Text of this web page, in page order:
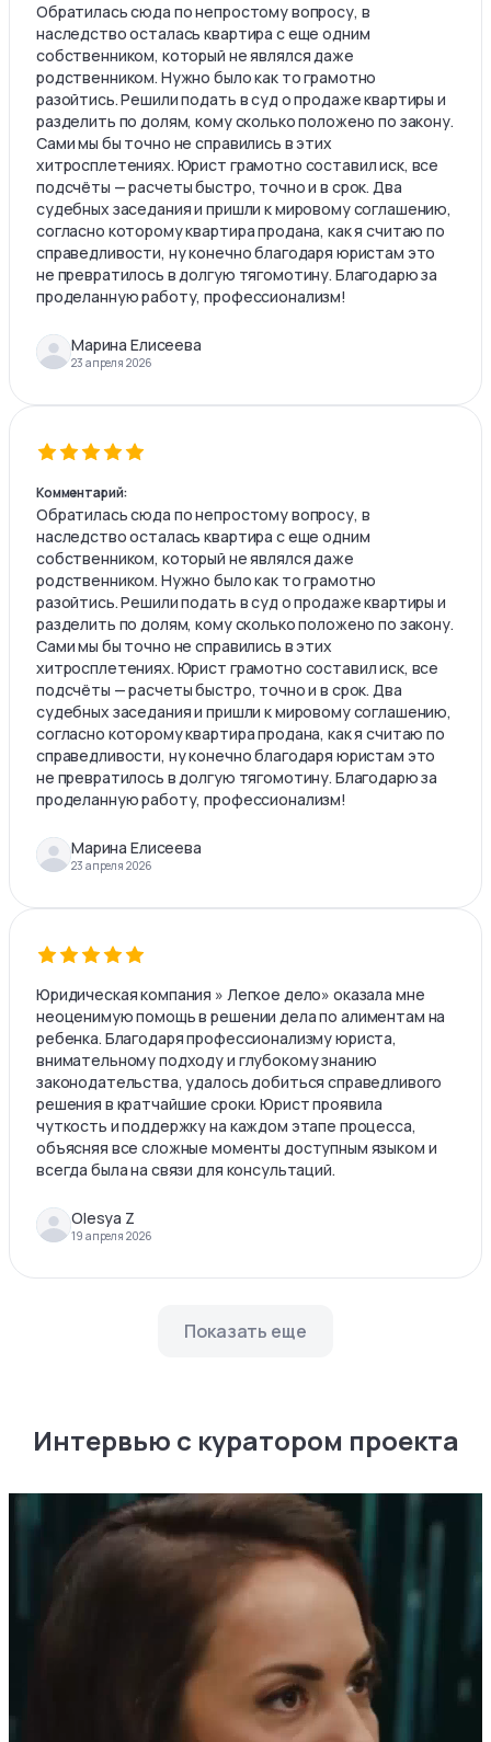
Обратилась сюда по непростому вопросу, в
наследство осталась квартира с еще одним
собственником, который не являлся даже
родственником. Нужно было как то грамотно
разойтись. Решили подать в суд о продаже квартиры и
разделить по долям, кому сколько положено по закону.
Сами мы бы точно не справились в этих
хитросплетениях. Юрист грамотно составил иск, все
подсчёты — расчеты быстро, точно и в срок. Два
судебных заседания и пришли к мировому соглашению,
согласно которому квартира продана, как я считаю по
справедливости, ну конечно благодаря юристам это
не превратилось в долгую тягомотину. Благодарю за
проделанную работу, профессионализм!
Марина Елисеева
23 апреля 2026
Комментарий:
Обратилась сюда по непростому вопросу, в
наследство осталась квартира с еще одним
собственником, который не являлся даже
родственником. Нужно было как то грамотно
разойтись. Решили подать в суд о продаже квартиры и
разделить по долям, кому сколько положено по закону.
Сами мы бы точно не справились в этих
хитросплетениях. Юрист грамотно составил иск, все
подсчёты — расчеты быстро, точно и в срок. Два
судебных заседания и пришли к мировому соглашению,
согласно которому квартира продана, как я считаю по
справедливости, ну конечно благодаря юристам это
не превратилось в долгую тягомотину. Благодарю за
проделанную работу, профессионализм!
Марина Елисеева
23 апреля 2026
Юридическая компания » Легкое дело» оказала мне
неоценимую помощь в решении дела по алиментам на
ребенка. Благодаря профессионализму юриста,
внимательному подходу и глубокому знанию
законодательства, удалось добиться справедливого
решения в кратчайшие сроки. Юрист проявила
чуткость и поддержку на каждом этапе процесса,
объясняя все сложные моменты доступным языком и
всегда была на связи для консультаций.
Olesya Z
19 апреля 2026
Показать еще
Интервью с куратором проекта